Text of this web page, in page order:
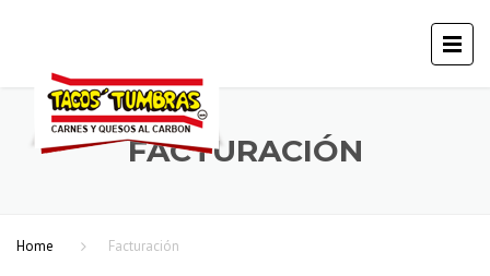
FACTURACIÓN
Home Facturación